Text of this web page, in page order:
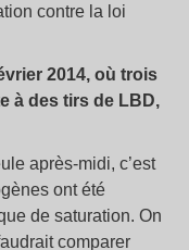
contre la loi
2014, où trois
à des tirs de LBD,
après-midi, c’est
ont été
de saturation. On
comparer